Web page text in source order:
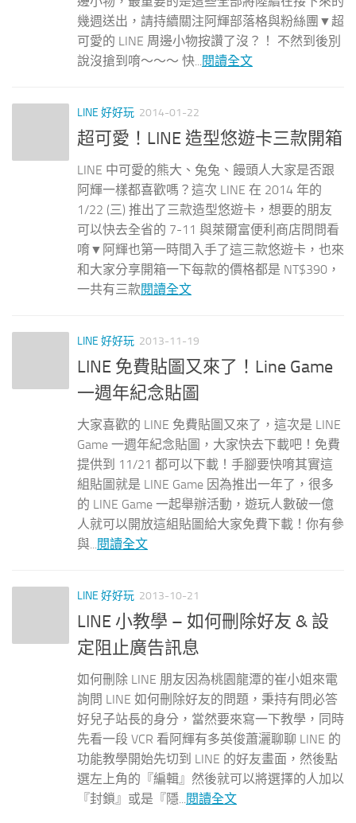
幾週送出，請持續關注阿輝部落格與粉絲團▼超
可愛的 LINE 周邊小物按讚了沒？！ 不然到後別
說沒搶到唷～～～ 快...閱讀全文
LINE 好好玩 2014-01-22
超可愛！LINE 造型悠遊卡三款開箱
LINE 中可愛的熊大、兔兔、饅頭人大家是否跟
阿輝一樣都喜歡嗎？這次 LINE 在 2014 年的
1/22 (三) 推出了三款造型悠遊卡，想要的朋友
可以快去全省的 7-11 與萊爾富便利商店問問看
唷▼阿輝也第一時間入手了這三款悠遊卡，也來
和大家分享開箱一下每款的價格都是 NT$390，
一共有三款閱讀全文
LINE 好好玩 2013-11-19
LINE 免費貼圖又來了！Line Game
一週年紀念貼圖
大家喜歡的 LINE 免費貼圖又來了，這次是 LINE
Game 一週年紀念貼圖，大家快去下載吧！免費
提供到 11/21 都可以下載！手腳要快唷其實這
組貼圖就是 LINE Game 因為推出一年了，很多
的 LINE Game 一起舉辦活動，遊玩人數破一億
人就可以開放這組貼圖給大家免費下載！你有參
與...閱讀全文
LINE 好好玩 2013-10-21
LINE 小教學 – 如何刪除好友 & 設
定阻止廣告訊息
如何刪除 LINE 朋友因為桃園龍潭的崔小姐來電
詢問 LINE 如何刪除好友的問題，秉持有問必答
好兒子站長的身分，當然要來寫一下教學，同時
先看一段 VCR 看阿輝有多英俊蕭灑聊聊 LINE 的
功能教學開始先切到 LINE 的好友畫面，然後點
選左上角的『編輯』然後就可以將選擇的人加以
『封鎖』或是『隱...閱讀全文